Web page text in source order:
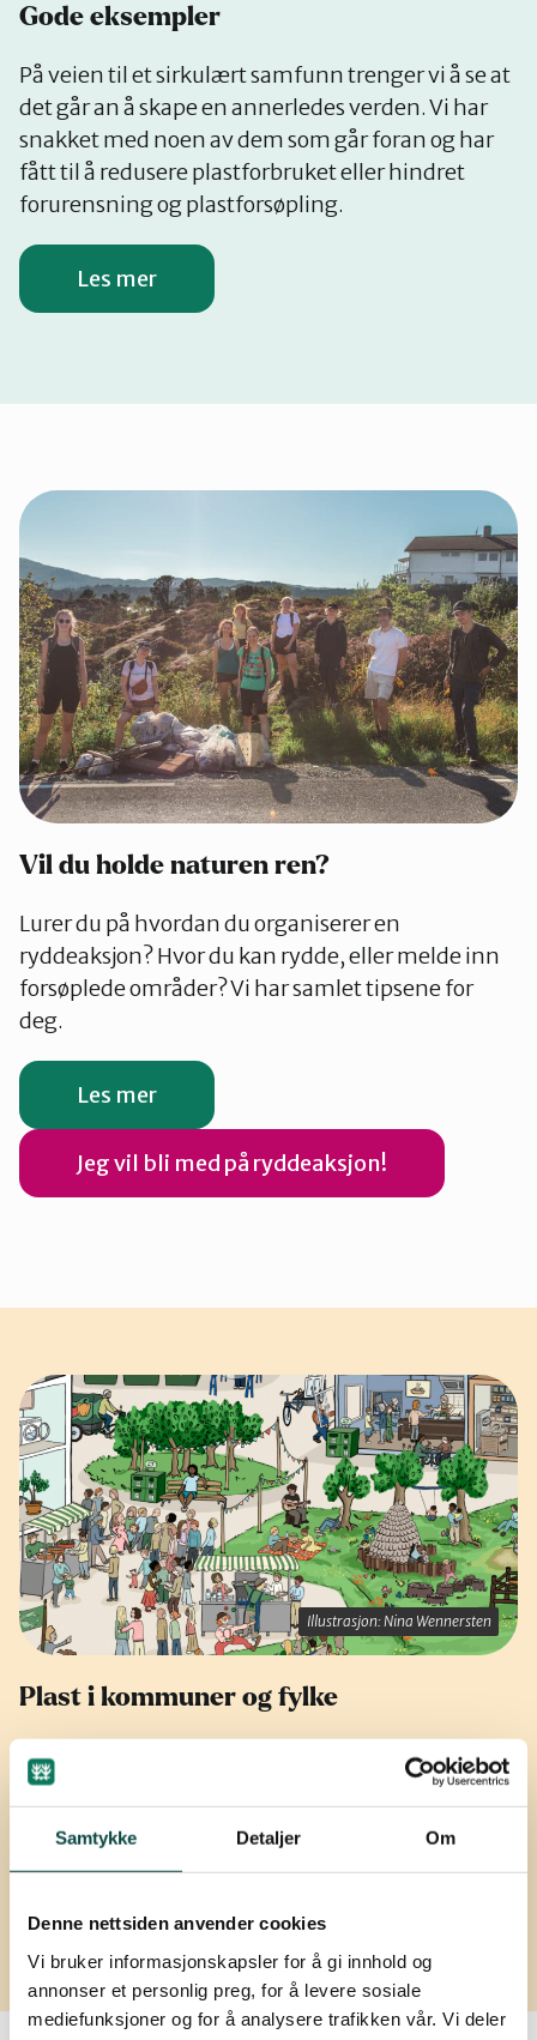
Samtykke Detaljer Om
Denne nettsiden anvender cookies
Vi bruker informasjonskapsler for å gi innhold og
annonser et personlig preg, for å levere sosiale
mediefunksjoner og for å analysere trafikken vår. Vi deler
Gode eksempler
På veien til et sirkulært samfunn trenger vi å se at
det går an å skape en annerledes verden. Vi har
snakket med noen av dem som går foran og har
fått til å redusere plastforbruket eller hindret
forurensning og plastforsøpling.
Les mer
Vil du holde naturen ren?
Lurer du på hvordan du organiserer en
ryddeaksjon? Hvor du kan rydde, eller melde inn
forsøplede områder? Vi har samlet tipsene for
deg.
Les mer
Jeg vil bli med på ryddeaksjon!
Plast i kommuner og fylke
En plaststrategi setter rammene for hvordan
kommunen skal håndtere plastproblemene.
Illustrasjon: Nina Wennersten